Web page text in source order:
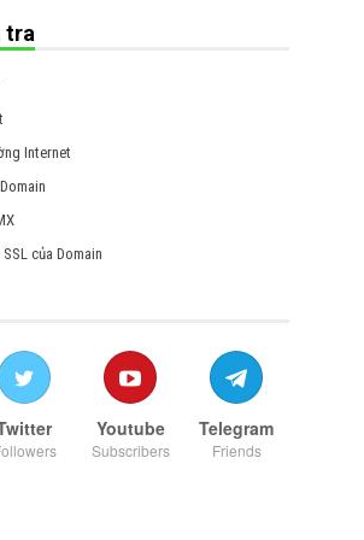
tra
Internet
của Domain
Youtube
Subscribers
Telegram
Friends